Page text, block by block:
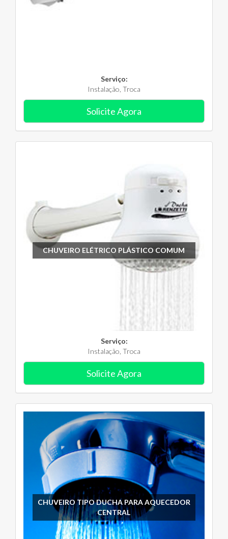
Serviço:
Instalação, Troca
Solicite Agora
CHUVEIRO ELÉTRICO PLÁSTICO COMUM
Serviço:
Instalação, Troca
Solicite Agora
CHUVEIRO TIPO DUCHA PARA AQUECEDOR
CENTRAL